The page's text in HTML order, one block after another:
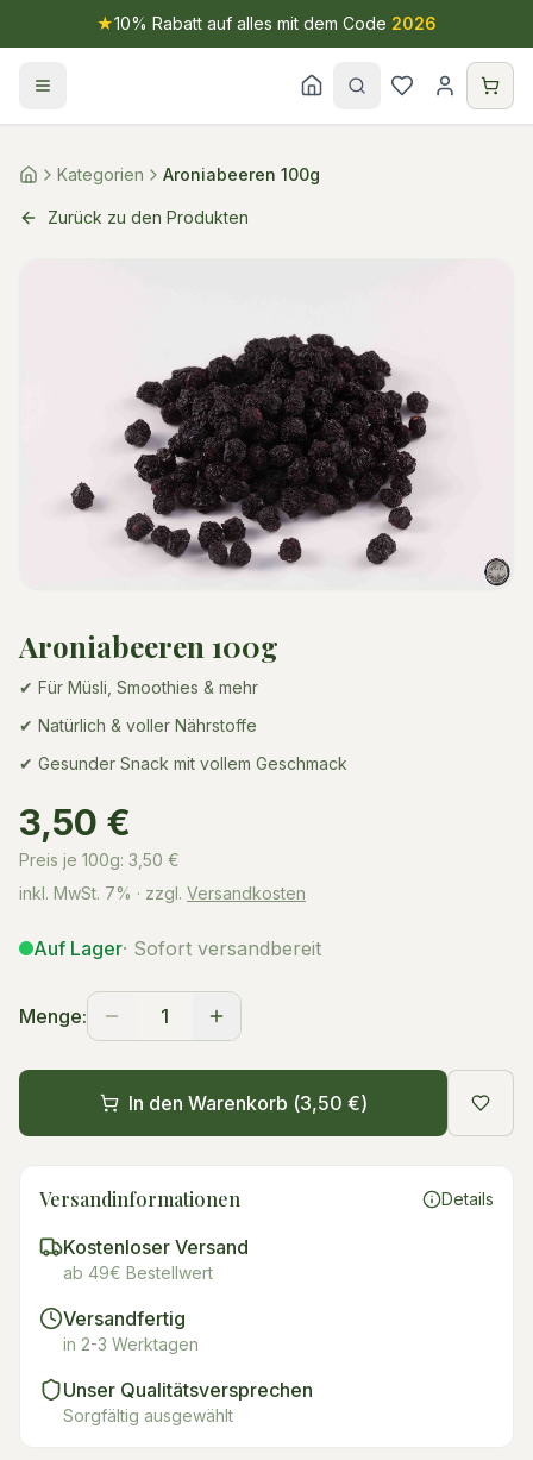
★10% Rabatt auf alles mit dem Code 2026
Kategorien Aroniabeeren 100g
Zurück zu den Produkten
Aroniabeeren 100g
✔ Für Müsli, Smoothies & mehr
✔ Natürlich & voller Nährstoffe
✔ Gesunder Snack mit vollem Geschmack
3,50 €
Preis je 100g: 3,50 €
inkl. MwSt. 7% · zzgl. Versandkosten
Auf Lager· Sofort versandbereit
Menge: 1
In den Warenkorb (3,50 €)
Versandinformationen Details
Kostenloser Versand
ab 49€ Bestellwert
Versandfertig
in 2-3 Werktagen
Unser Qualitätsversprechen
Sorgfältig ausgewählt